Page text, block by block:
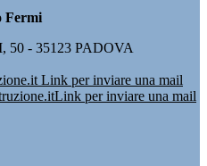
Fermi
50 - 35123 PADOVA
Link per inviare una mail
Link per inviare una mail